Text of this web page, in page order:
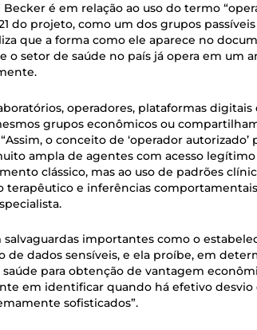
é em relação ao uso do termo
do projeto, como um dos grupos
que a forma como ele aparece no
o setor de saúde no país já opera em um
operadores, plataformas digitais
grupos econômicos ou
o conceito de ‘operador autorizado’
ampla de agentes com acesso legítimo
clássico, mas ao uso de padrões
terapêutico e inferências
salvaguardas importantes como o
de dados sensíveis, e ela proíbe, em
para obtenção de vantagem
em identificar quando há efetivo
sofisticados”.